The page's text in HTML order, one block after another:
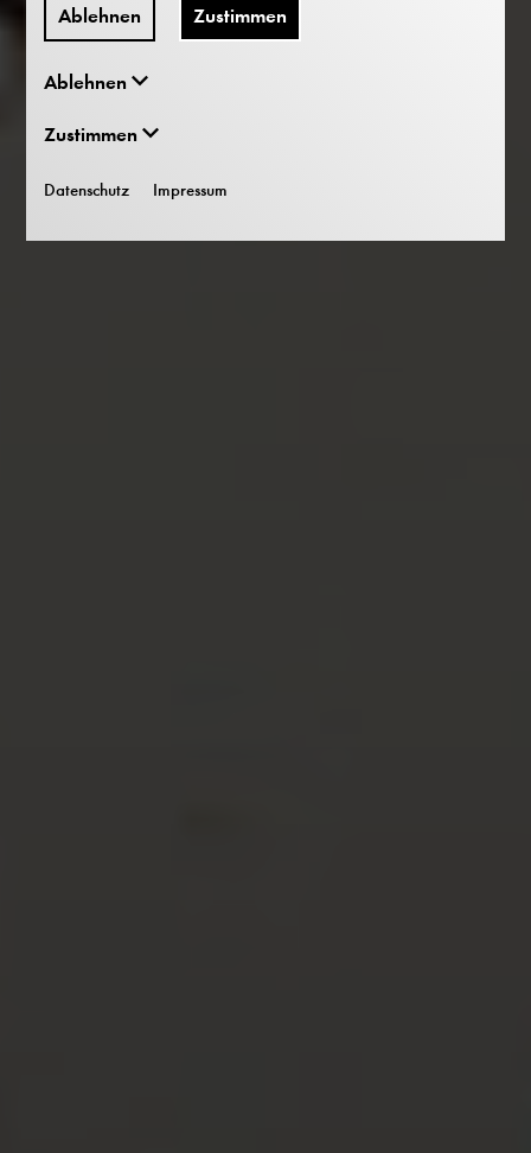
Ablehnen Zustimmen
Ablehnen
Zustimmen
Datenschutz Impressum